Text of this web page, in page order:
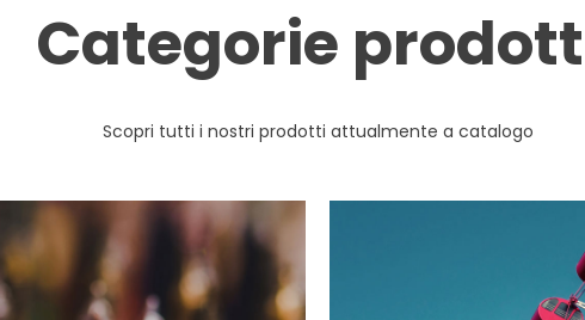
Categorie
Scopri tutti i nostri prodotti attualmente a catalogo